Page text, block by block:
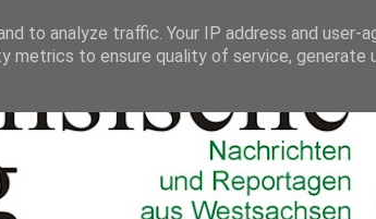
to analyze traffic. Your IP address and user-
metrics to ensure quality of service, generate